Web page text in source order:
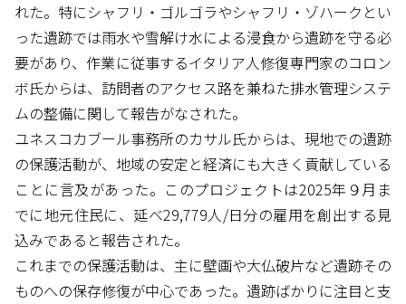
れた。特にシャフリ・ゴルゴラやシャフリ・ゾハークとい
った遺跡では雨水や雪解け水による浸食から遺跡を守る必
要があり、作業に従事するイタリア人修復専門家のコロン
ボ氏からは、訪問者のアクセス路を兼ねた排水管理システ
ムの整備に関して報告がなされた。
ユネスコカブール事務所のカサル氏からは、現地での遺跡
の保護活動が、地域の安定と経済にも大きく貢献している
ことに言及があった。このプロジェクトは2025年９月ま
でに地元住民に、延べ29,779人/日分の雇用を創出する見
込みであると報告された。
これまでの保護活動は、主に壁画や大仏破片など遺跡その
ものへの保存修復が中心であった。遺跡ばかりに注目と支